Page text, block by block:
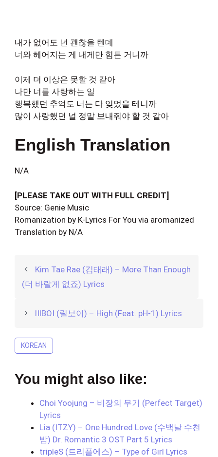
내가 없어도 넌 괜찮을 텐데
너와 헤어지는 게 내게만 힘든 거니까
이제 더 이상은 못할 것 같아
나만 너를 사랑하는 일
행복했던 추억도 너는 다 잊었을 테니까
많이 사랑했던 널 정말 보내줘야 할 것 같아
English Translation
N/A
[PLEASE TAKE OUT WITH FULL CREDIT]
Source: Genie Music
Romanization by K-Lyrics For You via aromanized
Translation by N/A
Kim Tae Rae (김태래) – More Than Enough
(더 바랄게 없죠) Lyrics
lIlBOI (릴보이) – High (Feat. pH-1) Lyrics
KOREAN
You might also like:
Choi Yoojung – 비장의 무기 (Perfect Target)
Lyrics
Lia (ITZY) – One Hundred Love (수백날 수천
밤) Dr. Romantic 3 OST Part 5 Lyrics
tripleS (트리플에스) – Type of Girl Lyrics